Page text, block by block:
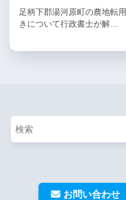
足柄下郡湯河原町の農地転
きについて行政書士が解…
お問い合わせ